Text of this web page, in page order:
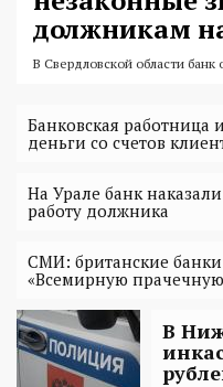
должникам
В Свердловской области банк
Банковская работница
деньги со счетов
На Урале банк
работу должника
СМИ: британские
«Всемирную
В